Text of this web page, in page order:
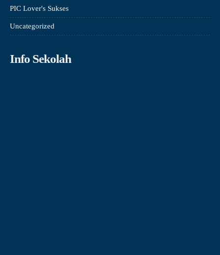
PIC Lover's Sukses
Uncategorized
Info Sekolah